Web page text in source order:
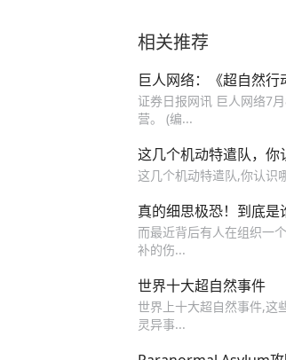
相关推荐
巨人网络：《超自然
证券日报网讯 巨人网络7
营。 (编...
这几个机动特遣队，你
这几个机动特遣队,你认识
真的细思极恐！到底
而最近背后有人在组织一
补的伤...
世界十大超自然事件
世界上十大超自然事件,这
灵异事...